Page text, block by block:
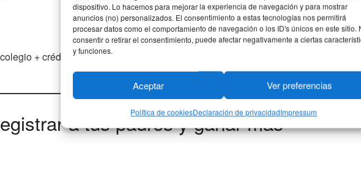
dispositivo. Lo hacemos para mejorar la experiencia de navegación y para mostrar
anuncios (no) personalizados. El consentimiento a estas tecnologías nos permitirá
procesar datos como el comportamiento de navegación o los ID's únicos en este sitio.
consentir o retirar el consentimiento, puede afectar negativamente a ciertas
y funciones.
Aceptar Ver preferencias
Política de cookiesDeclaración de privacidadImpressum
+ crédito
a tus padres y ganar más